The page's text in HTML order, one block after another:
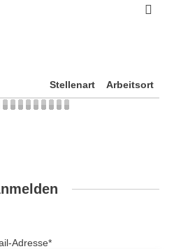
Stellenart Arbeitsort
Adresse*